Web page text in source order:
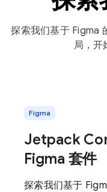
探索我们基于 Figma
局，开
Figma
Jetpack
Figma 套件
探索我们基于